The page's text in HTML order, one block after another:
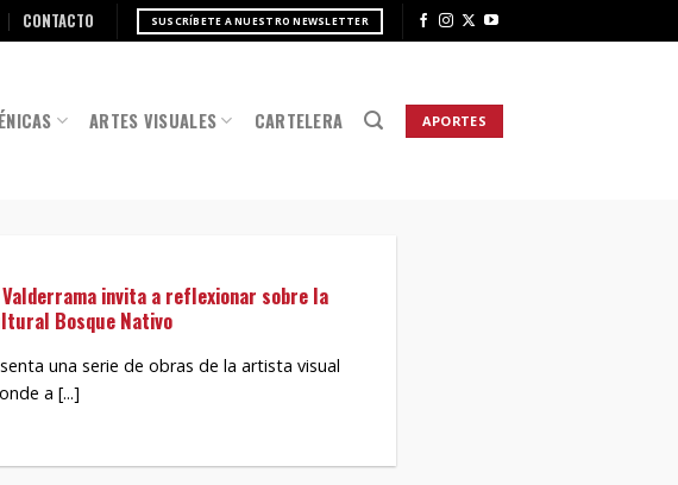
CONTACTO SUSCRÍBETE A NUESTRO NEWSLETTER
ARTES VISUALES CARTELERA APORTES
Valderrama invita a reflexionar sobre la
Bosque Nativo
una serie de obras de la artista visual
a [...]